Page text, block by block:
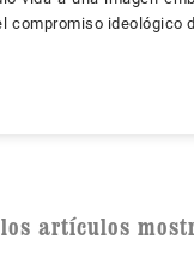
compromiso ideológico
los artículos